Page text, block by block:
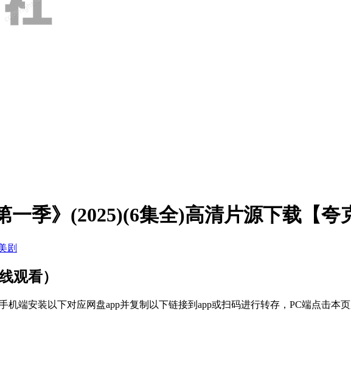
季》(2025)(6集全)高清片源下载【夸
剧
观看）
机端安装以下对应网盘app并复制以下链接到app或扫码进行转存，PC端点击本